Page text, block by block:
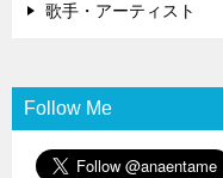
歌手・アーティスト
Follow Me